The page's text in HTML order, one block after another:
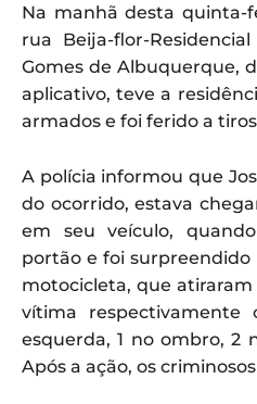
Na manhã desta quinta-
rua Beija-flor-
Gomes de Albuquerque,
aplicativo, teve a
armados e foi ferido a
A polícia informou que
do ocorrido, estava
em seu veículo,
portão e foi
motocicleta, que atiraram
vítima
esquerda, 1 no ombro, 2
Após a ação, os